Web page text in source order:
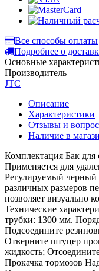
Все способы оплаты
Подробнее о
Основные
Производитель
JTC
Описание
Характеристики
Отзывы и
Наличие в
Комплектация Бак
Применяется для
Регулируемый черный
различных размеров
позволяет визуально
Технические
трубки: 1300 мм.
Подсоедините
Отверните штуцер
жидкость;
Прокачка тормозов